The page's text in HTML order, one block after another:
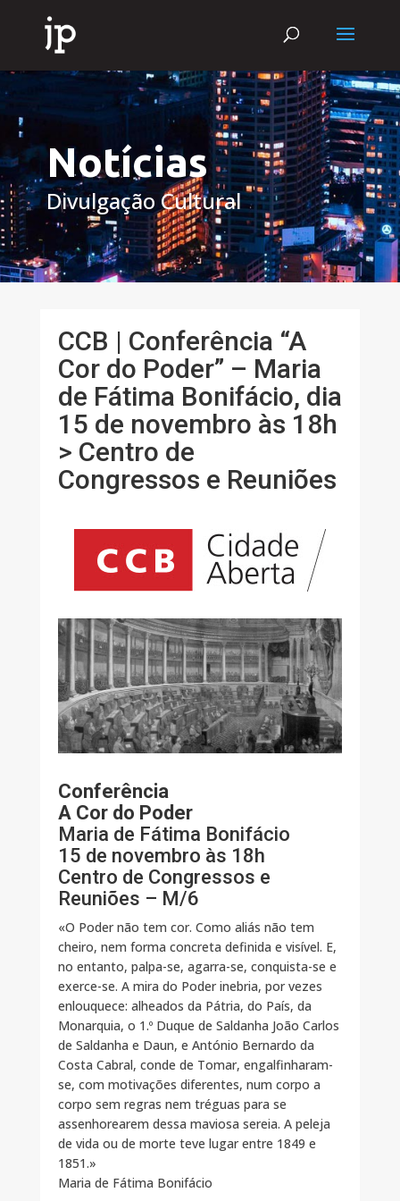
Notícias
Divulgação Cultural
CCB | Conferência “A
Cor do Poder” – Maria
de Fátima Bonifácio, dia
15 de novembro às 18h
> Centro de
Congressos e Reuniões
Conferência
A Cor do Poder
Maria de Fátima Bonifácio
15 de novembro às 18h
Centro de Congressos e
Reuniões – M/6
«O Poder não tem cor. Como aliás não tem
cheiro, nem forma concreta definida e visível. E,
no entanto, palpa-se, agarra-se, conquista-se e
exerce-se. A mira do Poder inebria, por vezes
enlouquece: alheados da Pátria, do País, da
Monarquia, o 1.º Duque de Saldanha João Carlos
de Saldanha e Daun, e António Bernardo da
Costa Cabral, conde de Tomar, engalfinharam-
se, com motivações diferentes, num corpo a
corpo sem regras nem tréguas para se
assenhorearem dessa maviosa sereia. A peleja
de vida ou de morte teve lugar entre 1849 e
1851.»
Maria de Fátima Bonifácio